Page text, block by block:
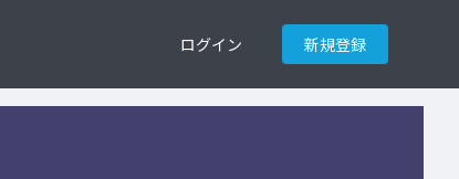
ログイン 新規登録